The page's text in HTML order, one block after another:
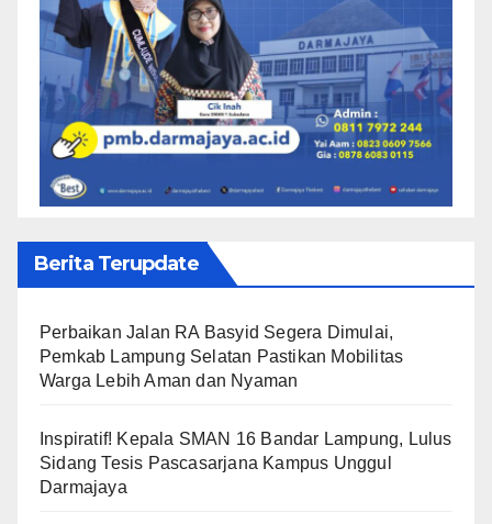
Berita Terupdate
Perbaikan Jalan RA Basyid Segera Dimulai,
Pemkab Lampung Selatan Pastikan Mobilitas
Warga Lebih Aman dan Nyaman
Inspiratif! Kepala SMAN 16 Bandar Lampung, Lulus
Sidang Tesis Pascasarjana Kampus Unggul
Darmajaya